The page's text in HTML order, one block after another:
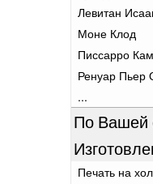
Левитан
Моне Клод
Писсарро
Ренуар Пьер
...
По Вашей
Печать на